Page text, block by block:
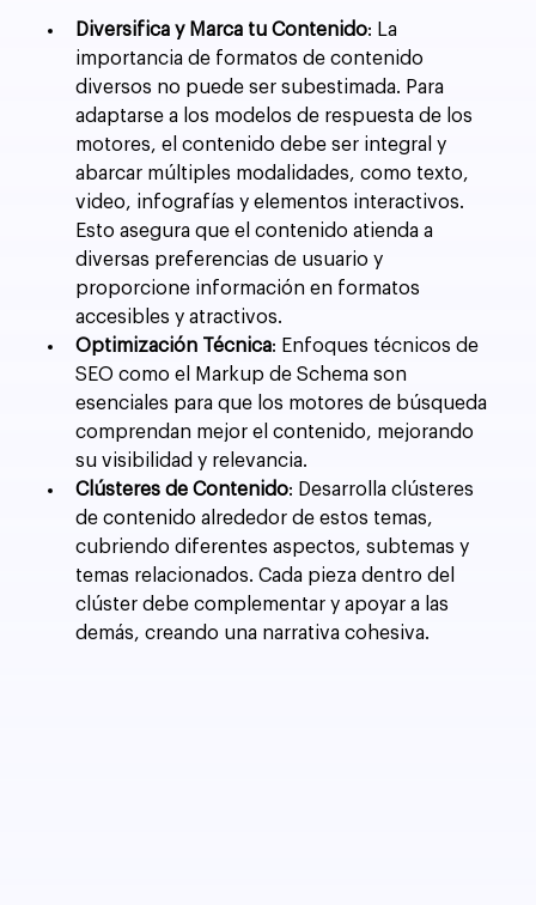
Diversifica y Marca tu Contenido: La
importancia de formatos de contenido
diversos no puede ser subestimada. Para
adaptarse a los modelos de respuesta de los
motores, el contenido debe ser integral y
abarcar múltiples modalidades, como texto,
video, infografías y elementos interactivos.
Esto asegura que el contenido atienda a
diversas preferencias de usuario y
proporcione información en formatos
accesibles y atractivos.
Optimización Técnica: Enfoques técnicos de
SEO como el Markup de Schema son
esenciales para que los motores de búsqueda
comprendan mejor el contenido, mejorando
su visibilidad y relevancia.
Clústeres de Contenido: Desarrolla clústeres
de contenido alrededor de estos temas,
cubriendo diferentes aspectos, subtemas y
temas relacionados. Cada pieza dentro del
clúster debe complementar y apoyar a las
demás, creando una narrativa cohesiva.